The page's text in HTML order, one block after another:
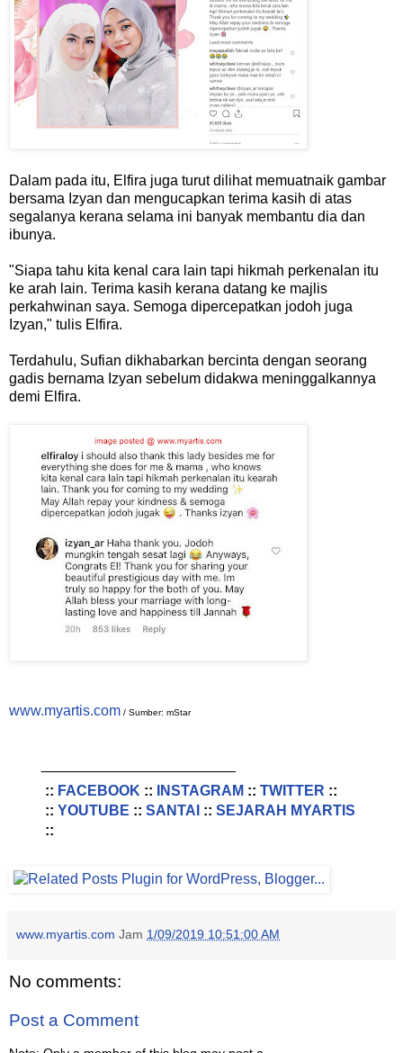
Dalam pada itu, Elfira juga turut dilihat memuatnaik gambar
bersama Izyan dan mengucapkan terima kasih di atas
segalanya kerana selama ini banyak membantu dia dan
ibunya.
"Siapa tahu kita kenal cara lain tapi hikmah perkenalan itu
ke arah lain. Terima kasih kerana datang ke majlis
perkahwinan saya. Semoga dipercepatkan jodoh juga
Izyan," tulis Elfira.
Terdahulu, Sufian dikhabarkan bercinta dengan seorang
gadis bernama Izyan sebelum didakwa meninggalkannya
demi Elfira.
www.myartis.com / Sumber: mStar
:: FACEBOOK :: INSTAGRAM :: TWITTER ::
:: YOUTUBE :: SANTAI :: SEJARAH MYARTIS
::
www.myartis.com Jam 1/09/2019 10:51:00 AM
No comments:
Post a Comment